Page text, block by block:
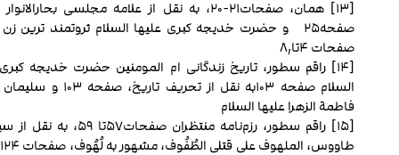
صفحه۲۵ و حضرت خدیجه کبری علیها السلام ثروتمند ترین زن
صفحات ۴تا۸٫
[۱۴] راقم سطور، تاریخ زندگانی ام المومنین حضرت خدیجه
السلام صفحه ۱۰۳به نقل از تحریف
فاطمة الزهرا علیها السلام
[۱۵] راقم سطور، رزم‌نامه منتظران